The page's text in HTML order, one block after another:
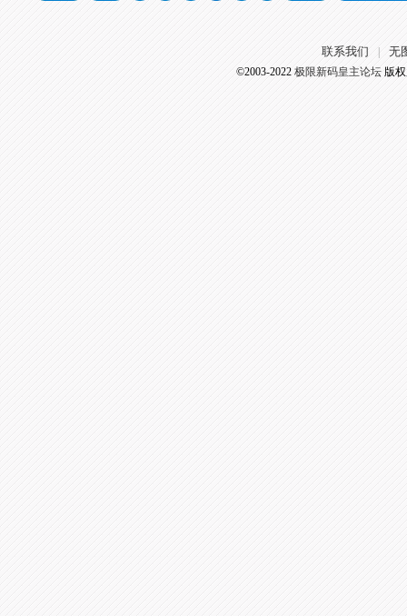
联系我们 无
©2003-2022 极限新码皇主论坛版权